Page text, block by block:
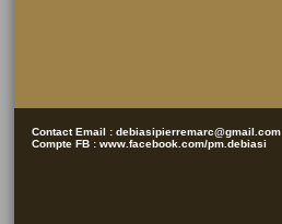
Contact Email : debiasipierremarc@gmail.com
Compte FB : www.facebook.com/pm.debiasi